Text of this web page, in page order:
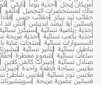
أمريكان إيجل أحذية بوما نايكي
ماك لمستحضرات التجميل مانغو
حقائب تيد بيكر
حقائب جيس
فساتين ايلا ليمتد ايديشن
اتش اند
أحذية رياضية نسائية
سنيكرز
أحذية بكعب نسائية أحذية مريحة
اكسسوارات نسائية منتجات عناية
بناطيل نسائية تنانير نسائية
ساعات نسائية
شموع معطرة
صنادل نسائية جينزات كالفن كلاين
ملابس سباحة قطعة واحدة
ملابس نوم نسائية ملابس شاطئ
فساتين عصرية مريحة